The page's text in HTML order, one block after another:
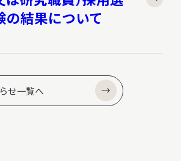
の結果について
せ一覧へ